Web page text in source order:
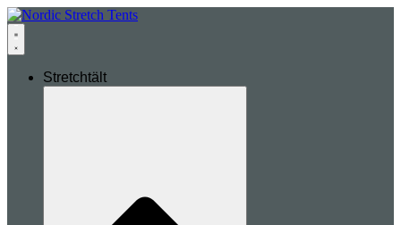
Stretchtält